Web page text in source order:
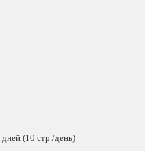
(10 стр./день)